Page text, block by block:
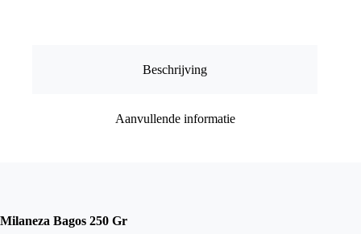
Beschrijving
Aanvullende informatie
Milaneza Bagos 250 Gr